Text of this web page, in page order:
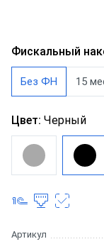
Фискальный
Без ФН 15
Цвет: Черный
Артикул